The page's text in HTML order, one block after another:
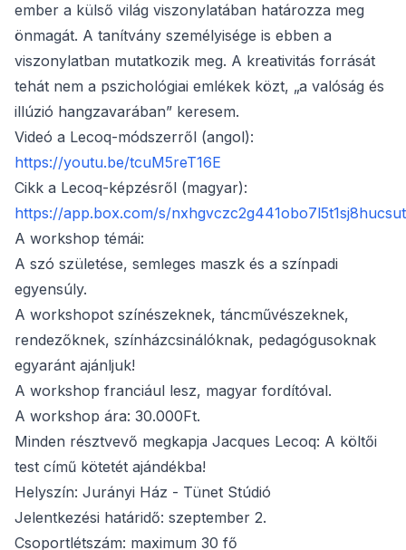
ember a külső világ viszonylatában határozza meg
önmagát. A tanítvány személyisége is ebben a
viszonylatban mutatkozik meg. A kreativitás forrását
tehát nem a pszichológiai emlékek közt, „a valóság és
illúzió hangzavarában” keresem.
Videó a Lecoq-módszerről (angol):
https://youtu.be/tcuM5reT16E
Cikk a Lecoq-képzésről (magyar):
https://app.box.com/s/
A workshop témái:
A szó születése, semleges maszk és a színpadi
egyensúly.
A workshopot színészeknek, táncművészeknek,
rendezőknek, színházcsinálóknak, pedagógusoknak
egyaránt ajánljuk!
A workshop franciául lesz, magyar fordítóval.
A workshop ára: 30.000Ft.
Minden résztvevő megkapja Jacques Lecoq: A költői
test című kötetét ajándékba!
Helyszín: Jurányi Ház - Tünet Stúdió
Jelentkezési határidő: szeptember 2.
Csoportlétszám: maximum 30 fő